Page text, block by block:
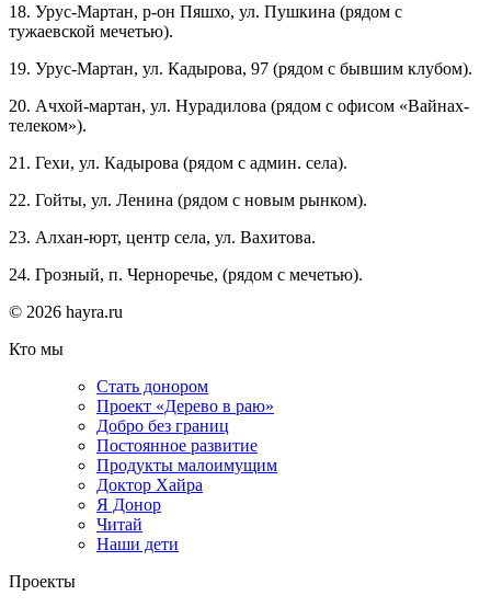
18. Урус-Мартан, р-он Пяшхо, ул. Пушкина (рядом с
тужаевской мечетью).
19. Урус-Мартан, ул. Кадырова, 97 (рядом с бывшим клубом).
20. Ачхой-мартан, ул. Нурадилова (рядом с офисом «Вайнах-
телеком»).
21. Гехи, ул. Кадырова (рядом с админ. села).
22. Гойты, ул. Ленина (рядом с новым рынком).
23. Алхан-юрт, центр села, ул. Вахитова.
24. Грозный, п. Черноречье, (рядом с мечетью).
© 2026 hayra.ru
Кто мы
Стать донором
Проект «Дерево в раю»
Добро без границ
Постоянное развитие
Продукты малоимущим
Доктор Хайра
Я Донор
Читай
Наши дети
Проекты